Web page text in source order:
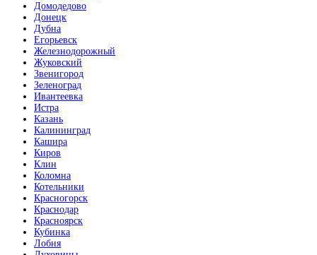
Домодедово
Донецк
Дубна
Егорьевск
Железнодорожный
Жуковский
Звенигород
Зеленоград
Ивантеевка
Истра
Казань
Калининград
Кашира
Киров
Клин
Коломна
Котельники
Красногорск
Краснодар
Красноярск
Кубинка
Лобня